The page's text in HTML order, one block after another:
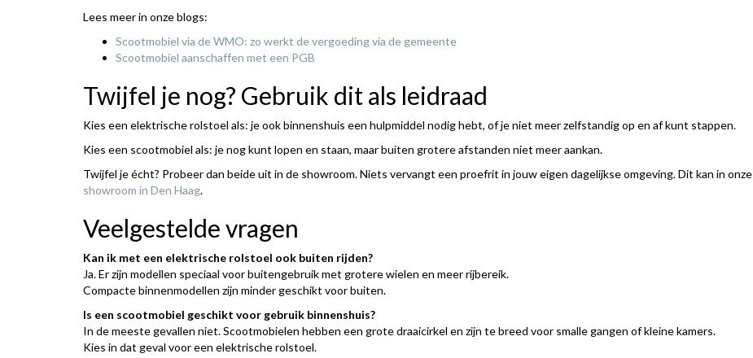
Lees meer in onze blogs:
Scootmobiel via de WMO: zo werkt de vergoeding via de gemeente
Scootmobiel aanschaffen met een PGB
Twijfel je nog? Gebruik dit als leidraad
Kies een elektrische rolstoel als: je ook binnenshuis een hulpmiddel nodig hebt, of je niet meer zelfstandig op en af kunt stappen.
Kies een scootmobiel als: je nog kunt lopen en staan, maar buiten grotere afstanden niet meer aankan.
Twijfel je écht? Probeer dan beide uit in de showroom. Niets vervangt een proefrit in jouw eigen dagelijkse omgeving. Dit kan in onze
showroom in Den Haag.
Veelgestelde vragen
Kan ik met een elektrische rolstoel ook buiten rijden?
Ja. Er zijn modellen speciaal voor buitengebruik met grotere wielen en meer rijbereik.
Compacte binnenmodellen zijn minder geschikt voor buiten.
Is een scootmobiel geschikt voor gebruik binnenshuis?
In de meeste gevallen niet. Scootmobielen hebben een grote draaicirkel en zijn te breed voor smalle gangen of kleine kamers.
Kies in dat geval voor een elektrische rolstoel.